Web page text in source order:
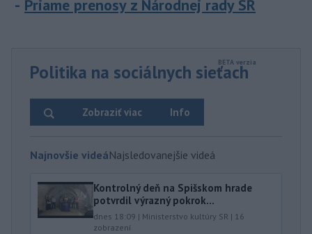
Priame prenosy z Národnej rady SR
Politika na sociálnych sieťach
Info
Zobraziť viac
Najnovšie videáNajsledovanejšie videá
Kontrolný deň na Spišskom hrade
potvrdil výrazný pokrok...
dnes 18:09 | Ministerstvo kultúry SR | 16
zobrazení